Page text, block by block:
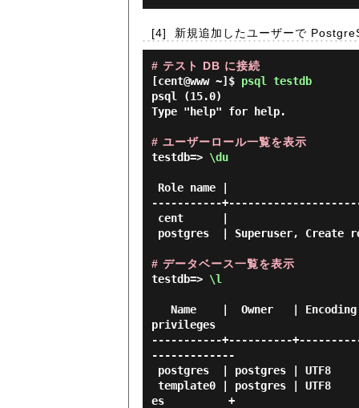
[4] 新規追加したユーザーで
# テスト DB に接続
[cent@www ~]$ psql testdb
psql (15.0)
Type "help" for help.
# ユーザーロール一覧を表示
testdb=> \du
-----------
# データベース一覧を表示
testdb=> \l
privileges
-----------+----------
-------------
es          +